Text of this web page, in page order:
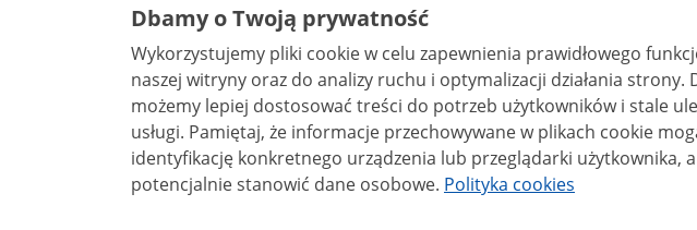
Treści tekstowe publikowane w serwisie (z
udostępniane na licencji typu Creative
warunkach 4.0 (CC BY-SA 4.0). Materiały
są udostępniane na licencji typu Creative
bez utworów zależnych 4.0 (CC BY-NC-ND
Dbamy o Twoją prywatność
Wykorzystujemy pliki cookie w celu zapewnienia prawidłowego
naszej witryny oraz do analizy ruchu i optymalizacji działania strony. Dzięki nim
możemy lepiej dostosować treści do potrzeb użytkowników i stale
usługi. Pamiętaj, że informacje przechowywane w plikach cookie mogą pozwalać na
identyfikację konkretnego urządzenia lub przeglądarki użytkownika,
potencjalnie stanowić dane osobowe. Polityka cookies